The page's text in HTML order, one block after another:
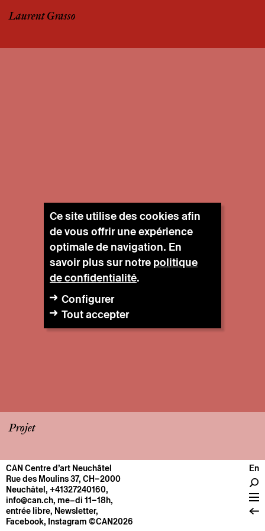
Laurent Grasso
Projet
CENTRE
Infos pratiques
Fonctionnement
À propos
CAN Centre d’art Neuchâtel
Rue des Moulins 37, CH–2000
Neuchâtel, +41327240160,
info@can.ch, me–di 11–18h,
entrée libre, Newsletter,
Facebook, Instagram ©CAN2026
En
Ce site utilise des cookies afin
de vous offrir une expérience
optimale de navigation. En
savoir plus sur notre politique
de confidentialité.
Configurer
Tout accepter